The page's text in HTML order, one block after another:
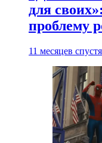
для
проблему
11 месяцев спустя